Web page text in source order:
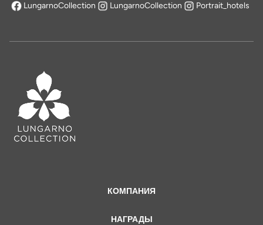
КОМПАНИЯ
НАГРАДЫ
LungarnoCollection
открывается в новой вкладке
LungarnoCollection Portrait_hotels